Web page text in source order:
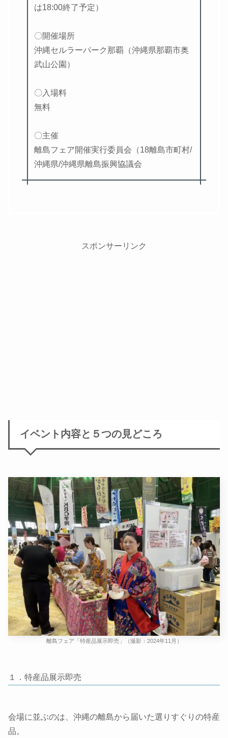
は18:00終了予定）
〇開催場所
沖縄セルラーパーク那覇（沖縄県那覇市奥
武山公園）
〇入場料
無料
〇主催
離島フェア開催実行委員会（18離島市町村/
沖縄県/沖縄県離島振興協議会
スポンサーリンク
イベント内容と５つの見どころ
離島フェア「特産品展示即売」（撮影：2024年11月）
１．特産品展示即売
会場に並ぶのは、沖縄の離島から届いた選りすぐりの特産
品。